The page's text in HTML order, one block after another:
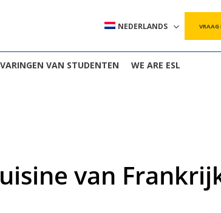
NEDERLANDS VRAAG
VAN STUDENTEN WE ARE ESL
van